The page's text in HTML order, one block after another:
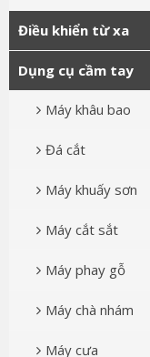
Điều khiển từ xa
Dụng cụ cầm tay
Máy khâu bao
Đá cắt
Máy khuấy sơn
Máy cắt sắt
Máy phay gỗ
Máy chà nhám
Máy cưa